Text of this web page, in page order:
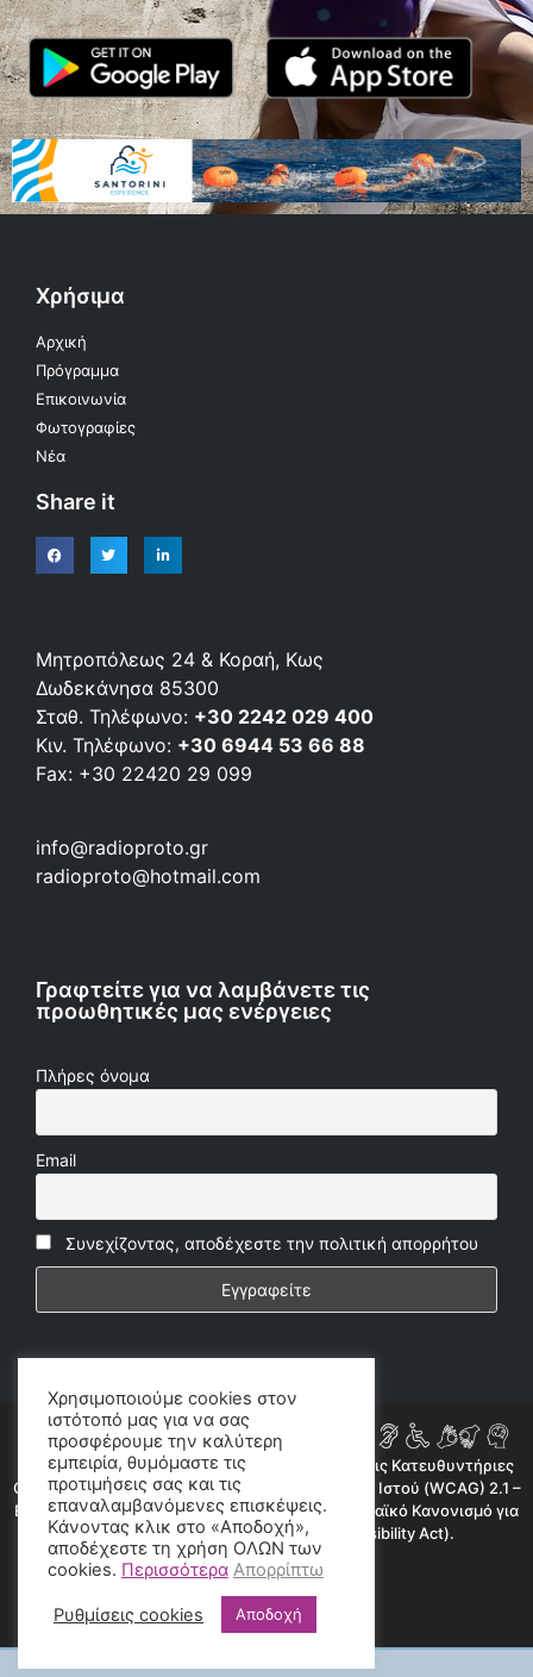
Χρήσιμα
Αρχική
Πρόγραμμα
Επικοινωνία
Φωτογραφίες
Νέα
Share it
Μητροπόλεως 24 & Κοραή, Κως
Δωδεκάνησα 85300
Σταθ. Τηλέφωνο: +30 2242 029 400
Κιν. Τηλέφωνο: +30 6944 53 66 88
Fax: +30 22420 29 099
info@radioproto.gr
radioproto@hotmail.com
Γραφτείτε για να λαμβάνετε τις
προωθητικές μας ενέργειες
Πλήρες όνομα
Email
Συνεχίζοντας, αποδέχεστε την πολιτική απορρήτου
Η ιστοσελίδα μας συμμορφώνεται εν μέρει με τις Κατευθυντήριες
Οδηγίες για την Προσβασιμότητα Περιεχομένου Ιστού (WCAG) 2.1 –
Επίπεδο AA, όπως προβλέπεται από τον Ευρωπαϊκό Κανονισμό για
την Προσβασιμότητα (European Accessibility Act).
Χρησιμοποιούμε cookies στον
ιστότοπό μας για να σας
προσφέρουμε την καλύτερη
εμπειρία, θυμόμαστε τις
προτιμήσεις σας και τις
επαναλαμβανόμενες επισκέψεις.
Κάνοντας κλικ στο «Αποδοχή»,
αποδέχεστε τη χρήση ΟΛΩΝ των
cookies. Περισσότερα Απορρίπτω
Ρυθμίσεις cookies Αποδοχή
©2020 radioproto.gr